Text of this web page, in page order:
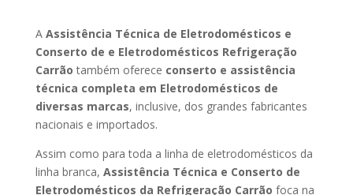
A Assistência Técnica de Eletrodomésticos e
Conserto de e Eletrodomésticos Refrigeração
Carrão também oferece conserto e assistência
técnica completa em Eletrodomésticos de
diversas marcas, inclusive, dos grandes fabricantes
nacionais e importados.
Assim como para toda a linha de eletrodomésticos da
linha branca, Assistência Técnica e Conserto de
Eletrodomésticos da Refrigeração Carrão foca na